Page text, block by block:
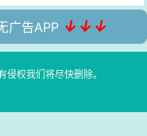
广告APP ↓↓↓
权我们将尽快删除。